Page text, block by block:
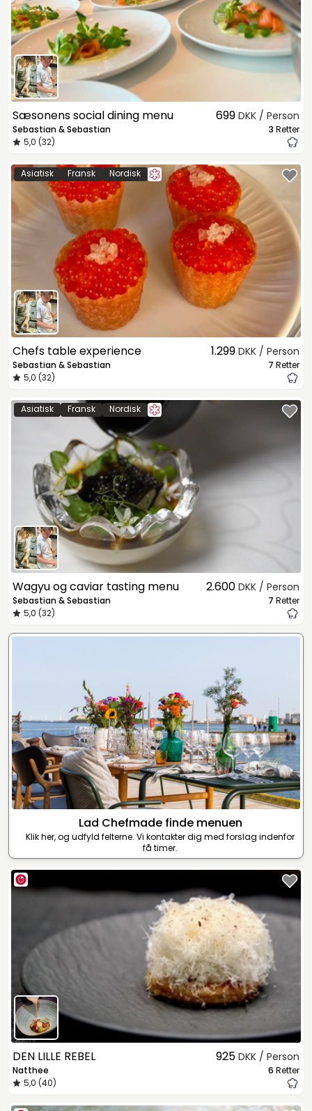
Sæsonens social dining menu
Sebastian & Sebastian
5,0 (32)
699 DKK / Person
3 Retter
Asiatisk Fransk Nordisk
Chefs table experience
Sebastian & Sebastian
5,0 (32)
1.299 DKK / Person
7 Retter
Asiatisk Fransk Nordisk
Wagyu og caviar tasting menu
Sebastian & Sebastian
5,0 (32)
2.600 DKK / Person
7 Retter
Lad Chefmade finde menuen
Klik her, og udfyld felterne. Vi kontakter dig med forslag indenfor
få timer.
DEN LILLE REBEL
Natthee
5,0 (40)
925 DKK / Person
6 Retter